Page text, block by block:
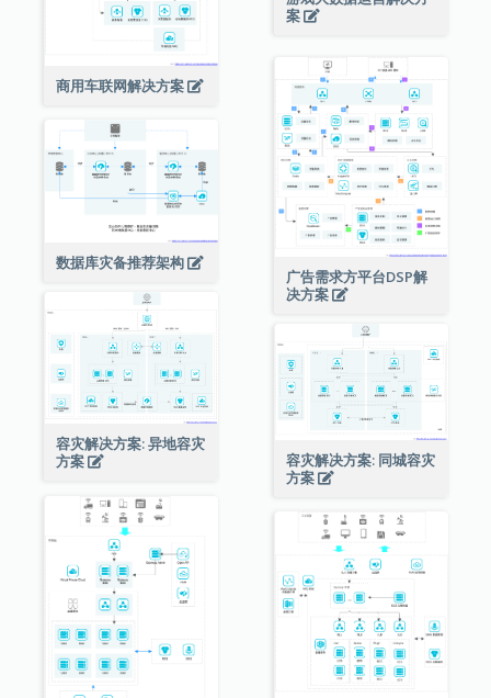
案
商用车联网解决方案
广告需求方平台DSP解
决方案
数据库灾备推荐架构
容灾解决方案: 异地容灾
方案
容灾解决方案: 同城容灾
方案